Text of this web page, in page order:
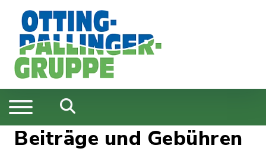
Beiträge und Gebühren